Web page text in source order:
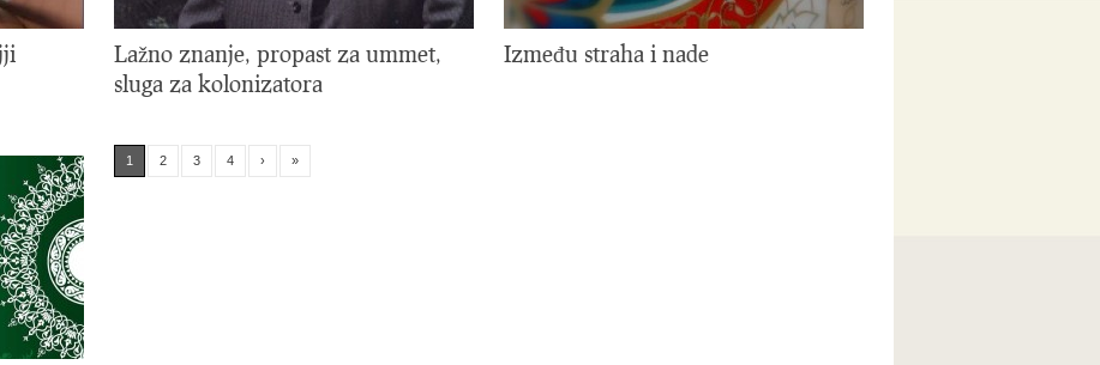
Lažno znanje, propast za ummet,
sluga za kolonizatora
Između straha i nade
1 2 3 4 › »